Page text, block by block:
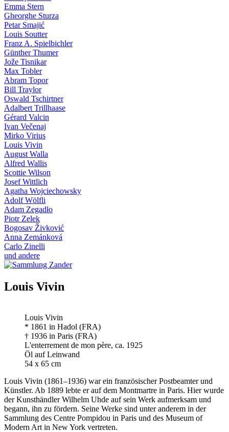
Emma Stern
Gheorghe Sturza
Petar Smajić
Louis Soutter
Franz A. Spielbichler
Günther Thumer
Jože Tisnikar
Max Tobler
Abram Topor
Bill Traylor
Oswald Tschirtner
Adalbert Trillhaase
Gérard Valcin
Ivan Večenaj
Mirko Virius
Louis Vivin
August Walla
Alfred Wallis
Scottie Wilson
Josef Wittlich
Agatha Wojciechowsky
Adolf Wölfli
Adam Zegadło
Piotr Zelek
Bogosav Živković
Anna Zemánková
Carlo Zinelli
und andere
Louis Vivin
Louis Vivin
* 1861 in Hadol (FRA)
† 1936 in Paris (FRA)
L'enterrement de mon père, ca. 1925
Öl auf Leinwand
54 x 65 cm
Louis Vivin (1861–1936) war ein französischer Postbeamter und
Künstler. Ab 1889 lebte er auf dem Montmartre in Paris. Hier wurde
der Kunsthändler Wilhelm Uhde auf sein Werk aufmerksam und
begann, ihn zu fördern. Seine Werke sind unter anderem in der
Sammlung des Centre Pompidou in Paris und des Museum of
Modern Art in New York vertreten.